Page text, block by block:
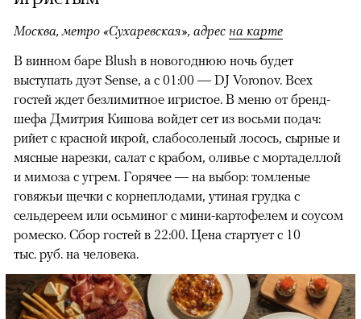
Москва, метро «Сухаревская», адрес на карте
В винном баре Blush в новогоднюю ночь будет
выступать дуэт Sense, а с 01:00 — DJ Voronov. Всех
гостей ждет безлимитное игристое. В меню от бренд-
шефа Дмитрия Кишова войдет сет из восьми подач:
рийет с красной икрой, слабосоленый лосось, сырные и
мясные нарезки, салат с крабом, оливье с мортаделлой
и мимоза с угрем. Горячее — на выбор: томленые
говяжьи щечки с корнеплодами, утиная грудка с
сельдереем или осьминог с мини-картофелем и соусом
ромеско. Сбор гостей в 22:00. Цена стартует с 10
тыс. руб. на человека.